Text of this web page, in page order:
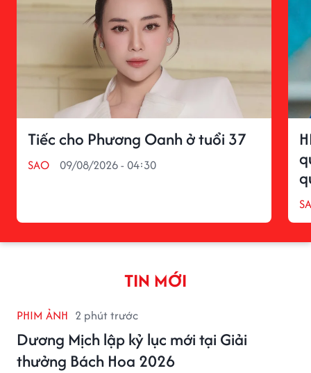
Tiếc cho Phương Oanh ở tuổi 37
SAO 09/08/2026 - 04:30
TIN MỚI
PHIM ẢNH 2 phút trước
Dương Mịch lập kỷ lục mới tại Giải
thưởng Bách Hoa 2026